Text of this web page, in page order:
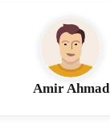
Amir Ahmad